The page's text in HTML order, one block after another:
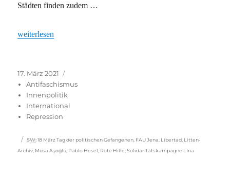
Städten finden zudem …
„Politische Gefangene gibt es auch im Westen“
weiterlesen
Veröffentlicht
am
17. März 2021
Antifaschismus
Innenpolitik
International
Repression
Schlagwörter
SW: 18 März Tag der politischen Gefangenen FAU Jena Libertad Litten-
Archiv Musa Aşoğlu Pablo Hesel Rote Hilfe ,Solidaritätskampagne LIna